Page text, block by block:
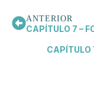
ANTERIOR
CAPÍTULO 7 –
CAPÍTULO